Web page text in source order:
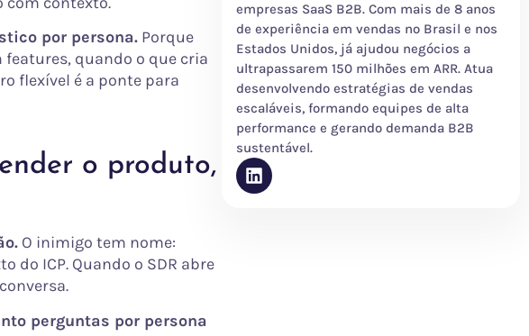
por persona. Porque
quando o que cria
flexível é a ponte para
o produto,
O inimigo tem nome:
do ICP. Quando o SDR abre
perguntas por persona
empresas SaaS B2B. Com mais de 8 anos
de experiência em vendas no Brasil e nos
Estados Unidos, já ajudou negócios a
ultrapassarem 150 milhões em ARR. Atua
desenvolvendo estratégias de vendas
escaláveis, formando equipes de alta
performance e gerando demanda B2B
sustentável.